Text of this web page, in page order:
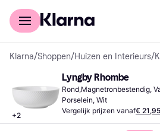
Voor shoppers
Klarna/Shoppen/Huizen en Interieurs/
+2
Lyngby Rhombe
Rond,Magnetronbestendig,
Porselein, Wit
Vergelijk prijzen vanaf€ 21,95